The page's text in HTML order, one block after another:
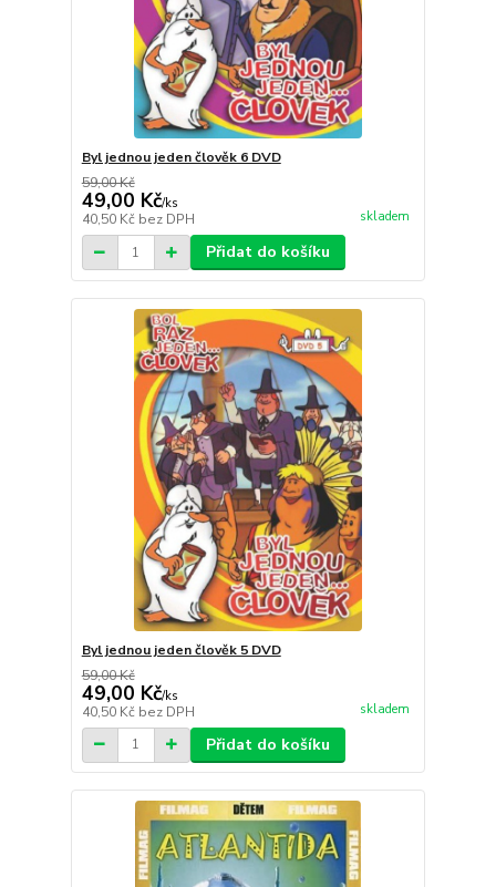
Byl jednou jeden člověk 6 DVD
59,00 Kč
49,00 Kč/ks
40,50 Kč bez DPH skladem
Přidat do košíku
Byl jednou jeden člověk 5 DVD
59,00 Kč
49,00 Kč/ks
40,50 Kč bez DPH skladem
Přidat do košíku